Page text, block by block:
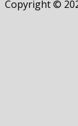
Copyright ©